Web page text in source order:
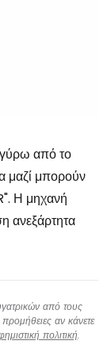
από το
μαζί μπορούν
Η μηχανή
ανεξάρτητα
από τους
αν κάνετε
πολιτική.